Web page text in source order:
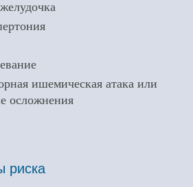
ишемическая атака или
осложнения
риска